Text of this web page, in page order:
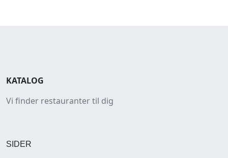
KATALOG
Vi finder restauranter til dig
SIDER